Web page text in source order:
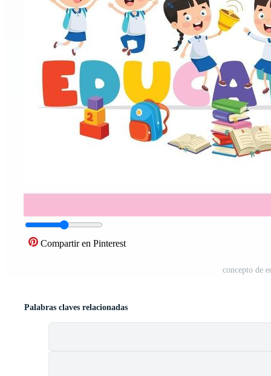
Compartir en Pinterest
concepto de
Palabras claves relacionadas